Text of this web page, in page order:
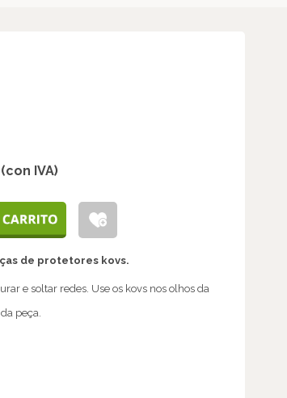
(con IVA)
de protetores kovs.
e soltar redes. Use os kovs nos olhos da
peça.